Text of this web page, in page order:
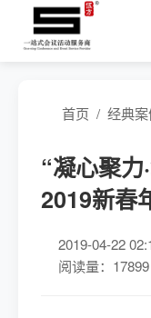
首页 / 经典案
“凝心聚
2019新春
2019-04-22
阅读量：17899